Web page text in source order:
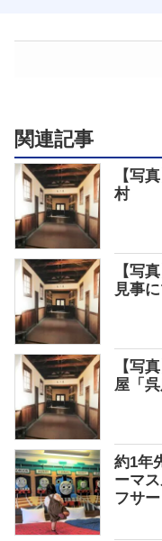
関連記事
【写
村
【写
見事
【写
屋「
約1年
ーマ
フサ